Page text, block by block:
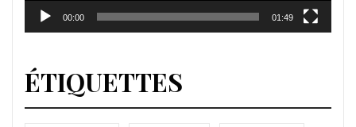
00:00 01:49
ÉTIQUETTES